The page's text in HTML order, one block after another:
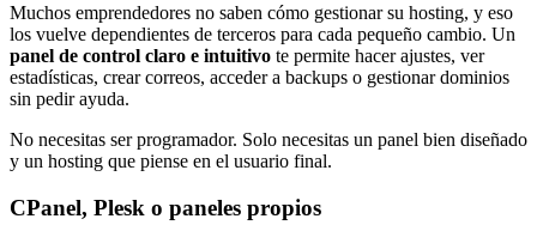
Muchos emprendedores no saben cómo gestionar su hosting, y eso
los vuelve dependientes de terceros para cada pequeño cambio. Un
panel de control claro e intuitivo te permite hacer ajustes, ver
estadísticas, crear correos, acceder a backups o gestionar dominios
sin pedir ayuda.
No necesitas ser programador. Solo necesitas un panel bien diseñado
y un hosting que piense en el usuario final.
CPanel, Plesk o paneles propios